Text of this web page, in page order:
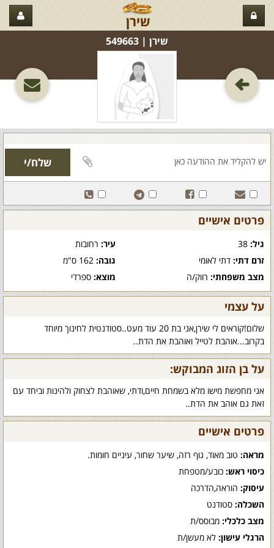
שירן
שירן‏ | 549663
פרטים אישיים
גיל: עיר:רחובות
זרם דתי: דתי לאומי גובה:162 ס"מ
מצב משפחתי: רווק/ה מוצא:ספרדי
על עצמי
שלום!קוראים לי שירן,אני בת 20 עוד מעט..סטודנטית לחינוך מיוחד
בקרוב...אוהבת לטייל ואוהבת את הדת..
על בן הזוג המבוקש:
אני מחפשת מישו מלא בשמחת חיים,ודתי, שאוהבת לצחוק ולהינות וביחד עם
זאת גם אוהב את הדת..
פרטים אישיים
מראה: טוב מאוד, גוף רזה, שיער שחור, עיניים חומות.
כיסוי ראש: כובע/מטפחת
עיסוק: הוראה,הדרכה
השכלה: סטודנט
מצב כלכלי: מבוסס/ת
הרגלי עישון: לא מעשן/ת